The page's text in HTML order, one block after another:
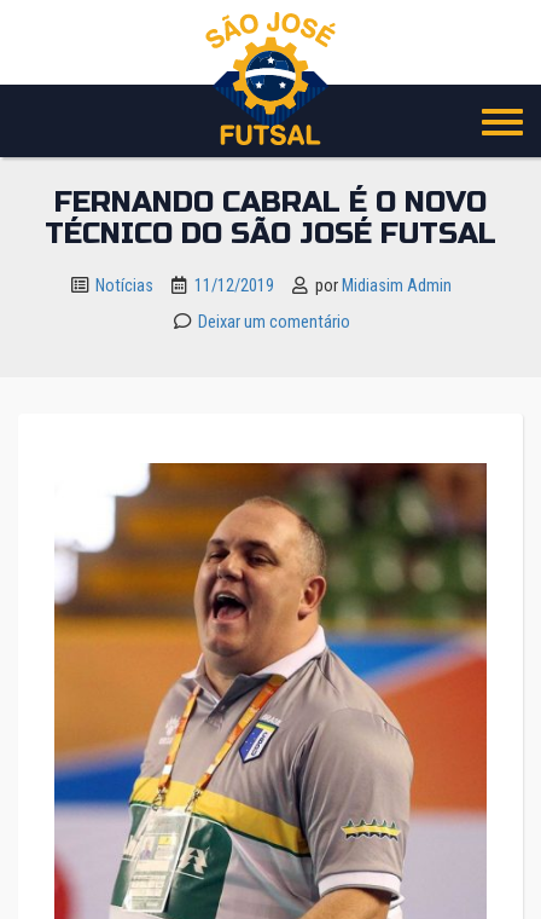
o
FERNANDO CABRAL É O NOVO
TÉCNICO DO SÃO JOSÉ FUTSAL
Notícias 11/12/2019 por Midiasim Admin
Deixar um comentário